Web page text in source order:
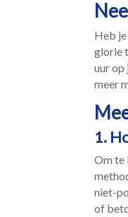
Heb
glorie
uur op
meer
1.​
Om te
niet-
of